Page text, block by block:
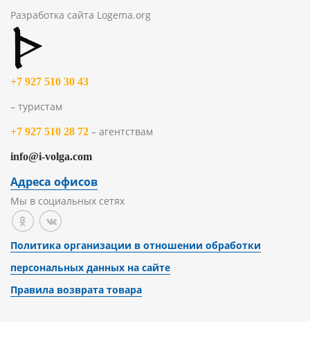
Разработка сайта Logema.org
+7 927 510 30 43
– туристам
+7 927 510 28 72 – агентствам
info@i-volga.com
Адреса офисов
Мы в социальных сетях
Политика организации в отношении обработки
персональных данных на сайте
Правила возврата товара